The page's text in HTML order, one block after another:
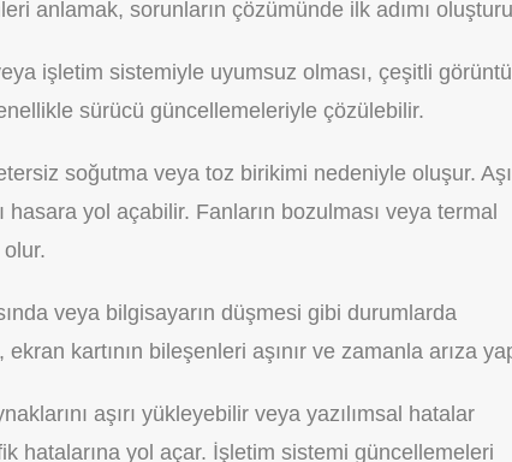
anlamak, sorunların çözümünde ilk adımı
işletim sistemiyle uyumsuz olması, çeşitli görüntü
sürücü güncellemeleriyle çözülebilir.
soğutma veya toz birikimi nedeniyle oluşur.
hasara yol açabilir. Fanların bozulması veya termal
olur.
veya bilgisayarın düşmesi gibi durumlarda
kartının bileşenleri aşınır ve zamanla arıza
aşırı yükleyebilir veya yazılımsal hatalar
hatalarına yol açar. İşletim sistemi güncellemeleri